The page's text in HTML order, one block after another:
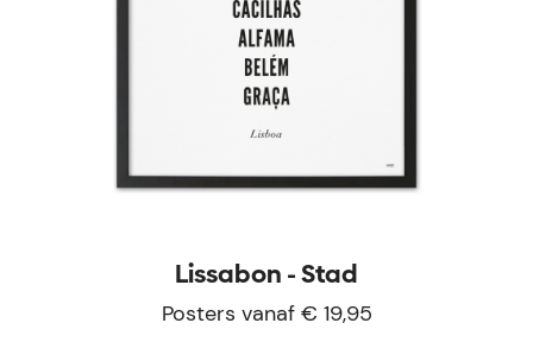
Lissabon - Stad
Posters vanaf € 19,95